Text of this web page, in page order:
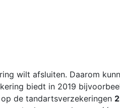
wilt afsluiten. Daarom
biedt in 2019
op de tandartsverzekeringen